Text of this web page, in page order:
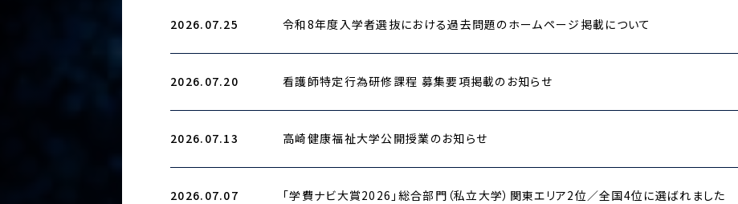
2026.07.25 令和8年度入学者選抜における過去問題のホームページ掲載について
2026.07.20 看護師特定行為研修課程 募集要項掲載のお知らせ
2026.07.13 高崎健康福祉大学公開授業のお知らせ
2026.07.07 「学費ナビ大賞2026」総合部門（私立大学）関東エリア2位／全国4位に選ばれました